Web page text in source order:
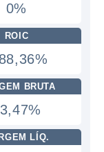
0%
ROIC
BRUTA
LÍQ.